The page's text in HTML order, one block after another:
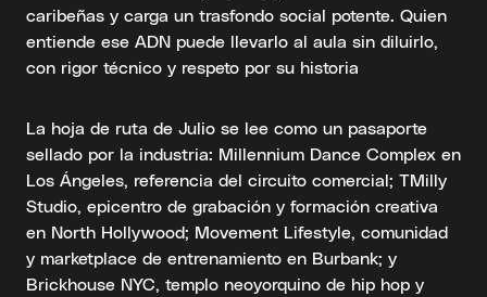
caribeñas y carga un trasfondo social potente. Quien
entiende ese ADN puede llevarlo al aula sin diluirlo,
con rigor técnico y respeto por su historia
La hoja de ruta de Julio se lee como un pasaporte
sellado por la industria: Millennium Dance Complex en
Los Ángeles, referencia del circuito comercial; TMilly
Studio, epicentro de grabación y formación creativa
en North Hollywood; Movement Lifestyle, comunidad
y marketplace de entrenamiento en Burbank; y
Brickhouse NYC, templo neoyorquino de hip hop y